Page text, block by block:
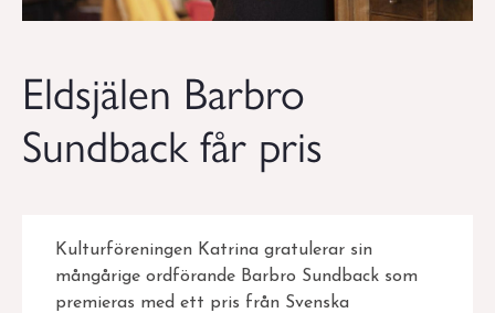
Eldsjälen Barbro
Sundback får pris
Kulturföreningen Katrina gratulerar sin
mångårige ordförande Barbro Sundback som
premieras med ett pris från Svenska